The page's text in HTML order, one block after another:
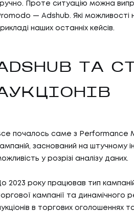
Проте ситуацію можна
— Adshub. Які
наших останніх кейсів.
ТА
почалось саме з Performance
заснований на штучному
у розрізі аналізу даних.
2023 року працював тип
кампанії та динамічного
в торгових оголошеннях